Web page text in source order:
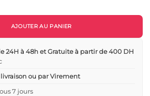
Ergonomique - Bebekevi
AJOUTER AU PANIER
24H à 48h et Gratuite à partir de 400 DH
ou par Virement
7 jours